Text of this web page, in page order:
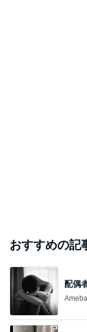
おすすめの記
配偶